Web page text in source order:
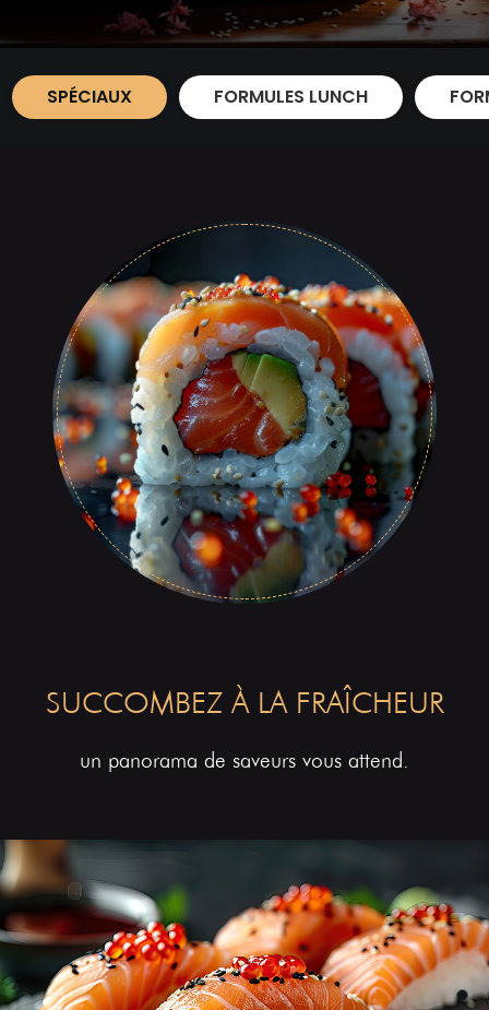
SPÉCIAUX FORMULES LUNCH
SUCCOMBEZ À LA FRAÎCHEUR
un panorama de saveurs vous attend.